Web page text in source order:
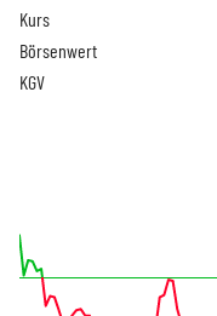
Kurs
Börsenwert
KGV